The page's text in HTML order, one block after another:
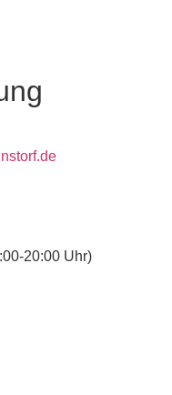
20:00 Uhr)